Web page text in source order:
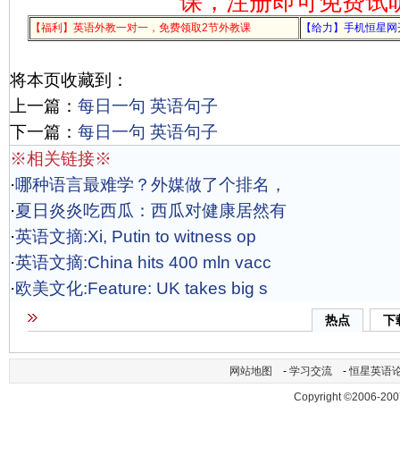
【福利】英语外教一对一，免费领取2节外教课 【给力】手机恒星
将本页收藏到：
上一篇： 每日一句 英语句子
下一篇： 每日一句 英语句子
※相关链接※
·哪种语言最难学？外媒做了个排名，
·夏日炎炎吃西瓜：西瓜对健康居然有
·英语文摘:Xi, Putin to witness op
·英语文摘:China hits 400 mln vacc
·欧美文化:Feature: UK takes big s
热点 下
网站地图 - 学习交流 -恒星英语
Copyright ©2006-